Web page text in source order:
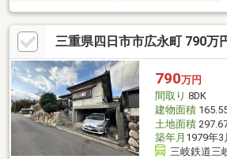
三重県四日市市広永町 790万
790万円
間取り 8DK
建物面積
土地面積
築年月 1979年
三岐鉄道三